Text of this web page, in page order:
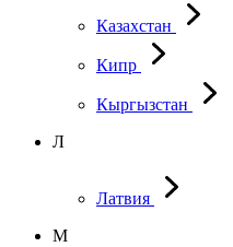
Казахстан
Кипр
Кыргызстан
Л
Латвия
М